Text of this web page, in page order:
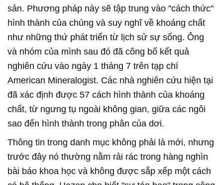
sản. Phương pháp này sẽ tập trung vào "cách thức"
hình thành của chúng và suy nghĩ về khoáng chất
như những thứ phát triển từ lịch sử sự sống. Ông
và nhóm của mình sau đó đã công bố kết quả
nghiên cứu vào ngày 1 tháng 7 trên tạp chí
American Mineralogist. Các nhà nghiên cứu hiện tại
đã xác định được 57 cách hình thành của khoáng
chất, từ ngưng tụ ngoài không gian, giữa các ngôi
sao đến hình thành trong phân của dơi.
Thông tin trong danh mục không phải là mới, nhưng
trước đây nó thường nằm rải rác trong hàng nghìn
bài báo khoa học và không được sắp xếp một cách